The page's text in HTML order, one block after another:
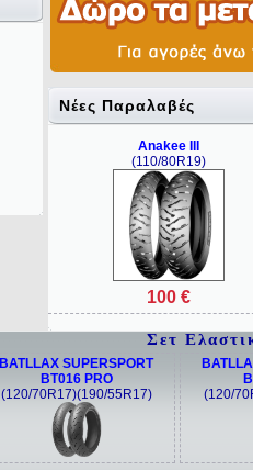
Νέες Παραλαβές
Anakee III
(110/80R19)
100 €
Σετ
BATLLAX SUPERSPORT
BT016 PRO
(120/70R17)(190/55R17)
(120/